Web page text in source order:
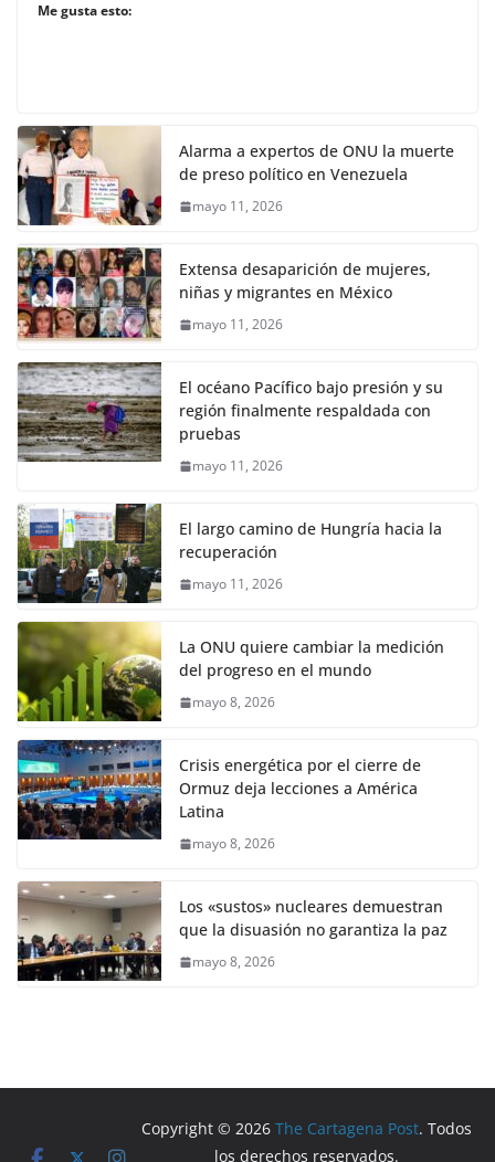
Me gusta esto:
Alarma a expertos de ONU la muerte
de preso político en Venezuela
mayo 11, 2026
Extensa desaparición de mujeres,
niñas y migrantes en México
mayo 11, 2026
El océano Pacífico bajo presión y su
región finalmente respaldada con
pruebas
mayo 11, 2026
El largo camino de Hungría hacia la
recuperación
mayo 11, 2026
La ONU quiere cambiar la medición
del progreso en el mundo
mayo 8, 2026
Crisis energética por el cierre de
Ormuz deja lecciones a América
Latina
mayo 8, 2026
Los «sustos» nucleares demuestran
que la disuasión no garantiza la paz
mayo 8, 2026
Copyright © 2026The Cartagena Post. Todos
los derechos reservados.